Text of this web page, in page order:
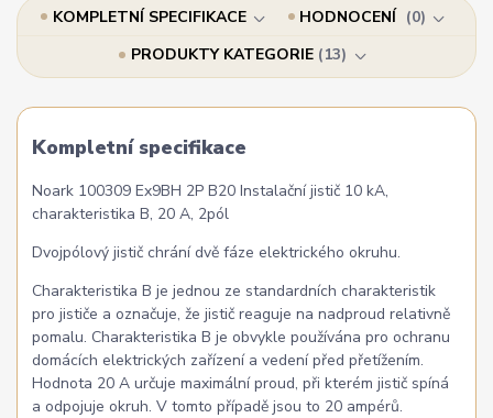
KOMPLETNÍ SPECIFIKACE HODNOCENÍ
0
PRODUKTY KATEGORIE 13
Kompletní specifikace
Noark 100309 Ex9BH 2P B20 Instalační jistič 10 kA,
charakteristika B, 20 A, 2pól
Dvojpólový jistič chrání dvě fáze elektrického okruhu.
Charakteristika B je jednou ze standardních charakteristik
pro jističe a označuje, že jistič reaguje na nadproud relativně
pomalu. Charakteristika B je obvykle používána pro ochranu
domácích elektrických zařízení a vedení před přetížením.
Hodnota 20 A určuje maximální proud, při kterém jistič spíná
a odpojuje okruh. V tomto případě jsou to 20 ampérů.